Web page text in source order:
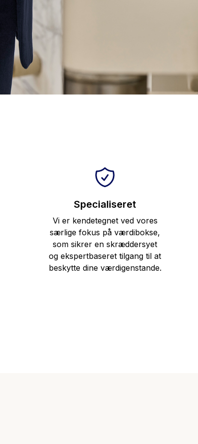
Specialiseret
Vi er kendetegnet ved vores
særlige fokus på værdibokse,
som sikrer en skræddersyet
og ekspertbaseret tilgang til at
beskytte dine værdigenstande.